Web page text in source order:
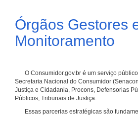
Órgãos Gestores
Monitoramento
O Consumidor.gov.br é um serviço
Secretaria Nacional do Consumidor
Justiça e Cidadania, Procons, Defensorias
Públicos, Tribunais de Justiça.
Essas parcerias estratégicas são